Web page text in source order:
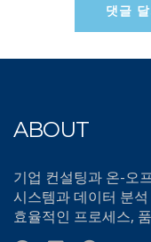
ABOUT
기업 컨설팅과 온-오
시스템과 데이터 분
효율적인 프로세스,